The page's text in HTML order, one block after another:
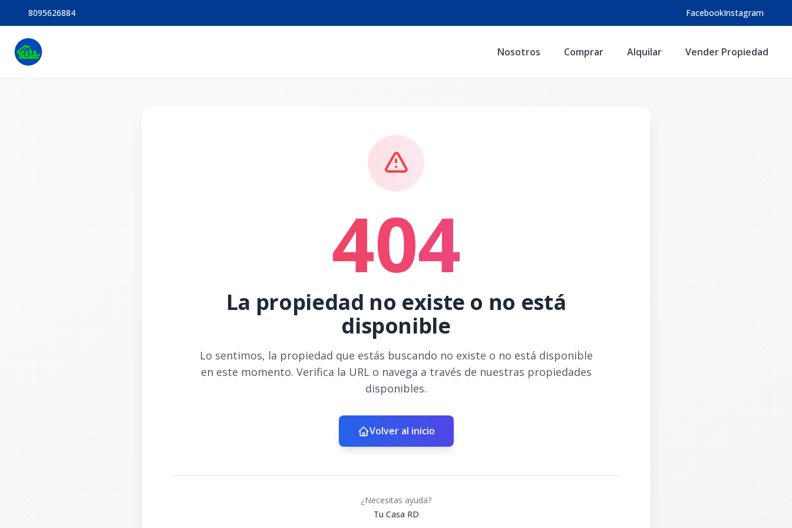
8095626884 FacebookInstagram
Nosotros Comprar Alquilar Vender Propiedad
404
La propiedad no existe o no está
disponible
Lo sentimos, la propiedad que estás buscando no existe o no está disponible
en este momento. Verifica la URL o navega a través de nuestras propiedades
disponibles.
Volver al inicio
¿Necesitas ayuda?
Tu Casa RD